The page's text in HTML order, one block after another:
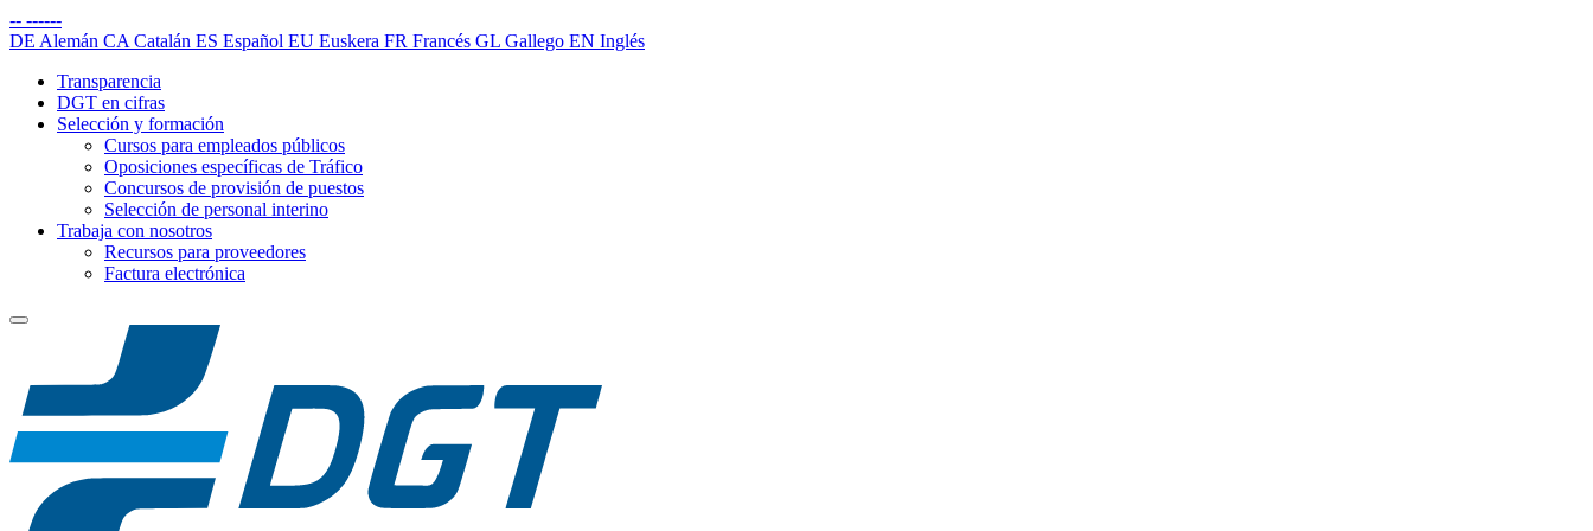
-- ------
DE Alemán CA Catalán ES Español EU Euskera FR Francés GL Gallego EN Inglés
Transparencia
DGT en cifras
Selección y formación
Cursos para empleados públicos
Oposiciones específicas de Tráfico
Concursos de provisión de puestos
Selección de personal interino
Trabaja con nosotros
Recursos para proveedores
Factura electrónica